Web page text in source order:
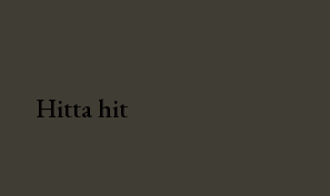
Hitta hit